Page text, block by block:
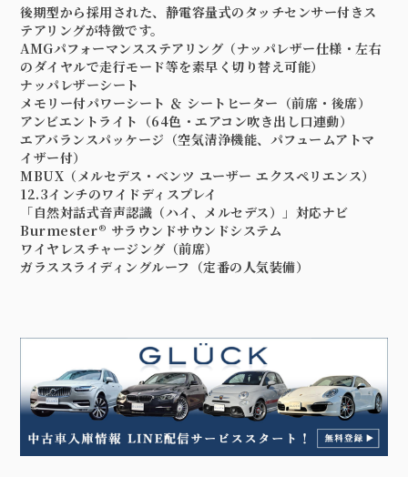
後期型から採用された、静電容量式のタッチセンサー付きス
テアリングが特徴です。
AMGパフォーマンスステアリング（ナッパレザー仕様・左右
のダイヤルで走行モード等を素早く切り替え可能）
ナッパレザーシート
メモリー付パワーシート ＆ シートヒーター（前席・後席）
アンビエントライト（64色・エアコン吹き出し口連動）
エアバランスパッケージ（空気清浄機能、パフュームアトマ
イザー付）
MBUX（メルセデス・ベンツ ユーザー エクスペリエンス）
12.3インチのワイドディスプレイ
「自然対話式音声認識（ハイ、メルセデス）」対応ナビ
Burmester® サラウンドサウンドシステム
ワイヤレスチャージング（前席）
ガラススライディングルーフ（定番の人気装備）